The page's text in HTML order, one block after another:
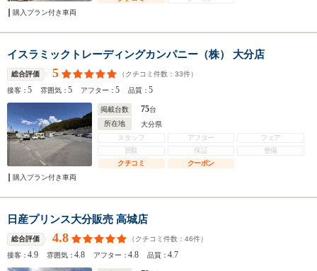
購入プラン付き車両
イスラミックトレーディングカンパニー（株） 大分店
総合評価 5 （クチコミ件数： 33件）
接客：5 雰囲気：5 アフター：5 品質：5
掲載台数 75台
所在地
大分県
スタッフ
アフター
フェア
買取
保証
整備
クチコミ
クーポン
購入プラン付き車両
日産プリンス大分販売 高城店
総合評価 4.8 （クチコミ件数： 46件）
接客：4.9 雰囲気：4.8 アフター：4.8 品質：4.7